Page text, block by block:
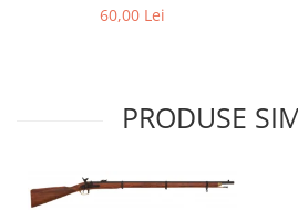
60,00 Lei
PRODUSE